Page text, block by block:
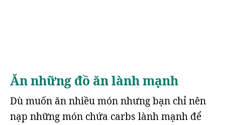
Ăn những đồ ăn lành mạnh
Dù muốn ăn nhiều món nhưng bạn chỉ nên
nạp những món chứa carbs lành mạnh để